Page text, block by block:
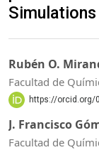
Simulations
Rubén O.
Facultad de
https://orcid.org/
J. Francisco
Facultad de